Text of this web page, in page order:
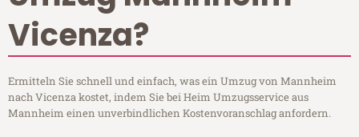
Vicenza?
Ermitteln Sie schnell und einfach, was ein Umzug von Mannheim
nach Vicenza kostet, indem Sie bei Heim Umzugsservice aus
Mannheim einen unverbindlichen Kostenvoranschlag anfordern.